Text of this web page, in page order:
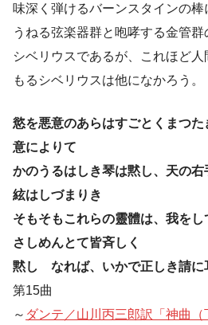
味深く弾けるバーンスタインの
うねる弦楽器群と咆哮する金管
シベリウスであるが、これほど
もるシベリウスは他になかろう。
慾を悪意のあらはすごとくまつ
意によりて
かのうるはしき琴は黙し、天の
絃はしづまりき
そもそもこれらの靈體は、我を
さしめんとて皆斉しく
黙しゝなれば、いかで正しき請
第15曲
～ ダンテ／山川丙三郎訳「神曲（